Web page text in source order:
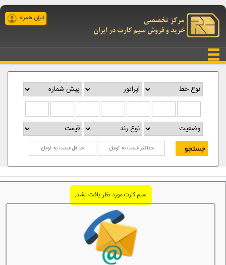
ایران همراه
سیم کارت مورد نظر یافت نشد.